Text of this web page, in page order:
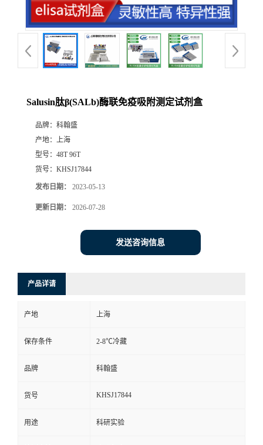
Salusin肽β(SALb)酶联免疫吸附测定试剂盒
品牌： 科翰盛
产地： 上海
型号： 48T 96T
货号： KHSJ17844
发布日期： 2023-05-13
更新日期： 2026-07-28
发送咨询信息
产品详请
产地 上海
保存条件 2-8℃冷藏
品牌 科翰盛
货号 KHSJ17844
用途 科研实验